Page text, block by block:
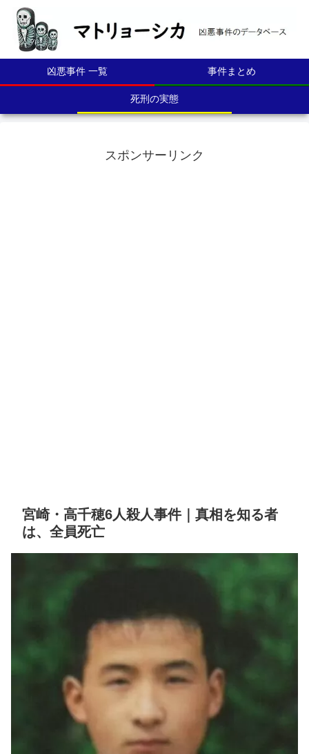
凶悪事件 一覧 事件まとめ
死刑の実態
スポンサーリンク
宮崎・高千穂6人殺人事件｜真相を知る者
は、全員死亡